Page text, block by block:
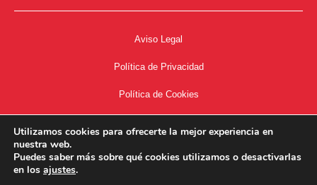
Aviso Legal
Política de Privacidad
Política de Cookies
Utilizamos cookies para ofrecerte la mejor experiencia en
nuestra web.
Puedes saber más sobre qué cookies utilizamos o desactivarlas
en los ajustes.